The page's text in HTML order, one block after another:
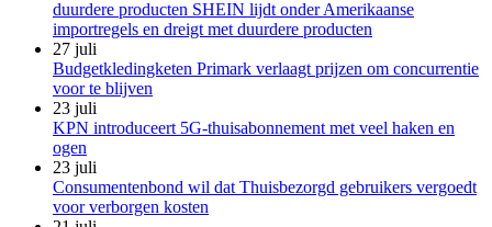
duurdere producten SHEIN lijdt onder Amerikaanse
importregels en dreigt met duurdere producten
27 juli
Budgetkledingketen Primark verlaagt prijzen om concurrentie
voor te blijven
23 juli
KPN introduceert 5G-thuisabonnement met veel haken en
ogen
23 juli
Consumentenbond wil dat Thuisbezorgd gebruikers vergoedt
voor verborgen kosten